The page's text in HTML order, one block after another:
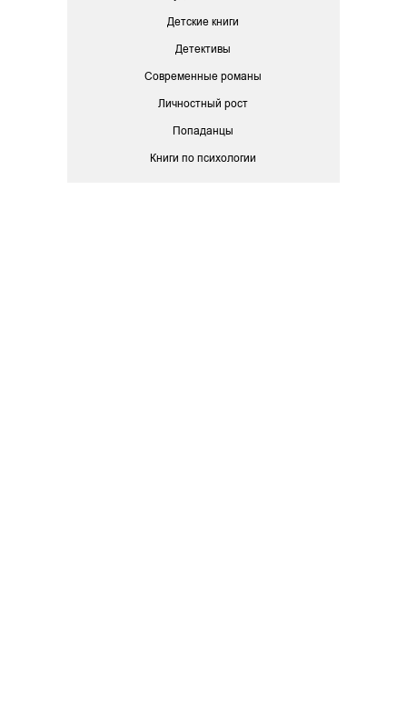
Детские книги
Детективы
Современные романы
Личностный рост
Попаданцы
Книги по психологии